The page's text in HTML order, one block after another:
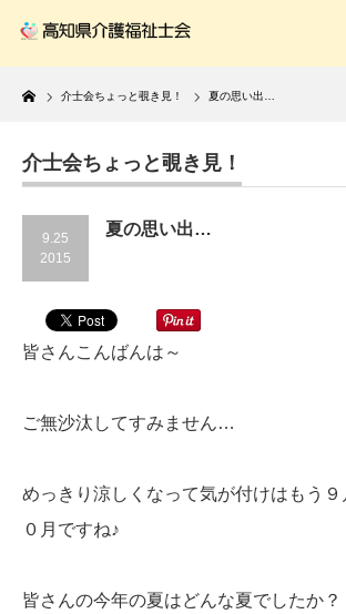
Home
介士会ちょっと覗き見！ 夏の思い出…
介士会ちょっと覗き見！
9.25
2015
夏の思い出…
皆さんこんばんは～
ご無沙汰してすみません…
めっきり涼しくなって気が付けはもう
０月ですね♪
皆さんの今年の夏はどんな夏でしたか？